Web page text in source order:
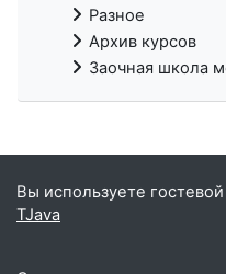
Разное
Архив курсов
Заочная школа
Вы используете
TJava